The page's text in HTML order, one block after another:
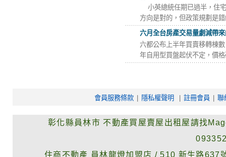
小英總統任期已過半，住
方向是對的，但政策規劃是
六月全台房產交易量劇減帶
六都公布上半年買賣移轉棟
年自用型買盤起伏不定，價
會員服務條款 隱私權聲明 註冊會員 聯
彰化縣員林市 不動產買屋賣屋出租屋請找
住商不動產 員林龍燈加盟店 /510 新生路637